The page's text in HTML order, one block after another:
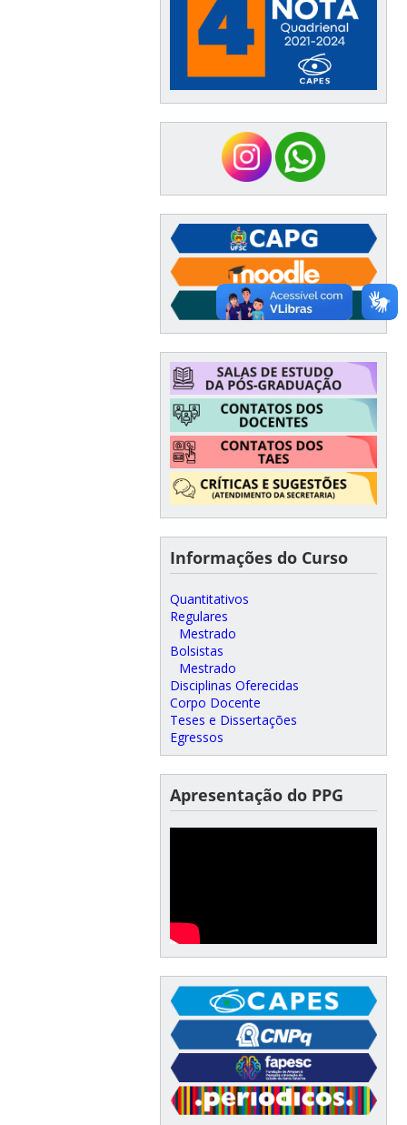
Informações do Curso
Quantitativos
Regulares
Mestrado
Bolsistas
Mestrado
Disciplinas Oferecidas
Corpo Docente
Teses e Dissertações
Egressos
Apresentação do PPG